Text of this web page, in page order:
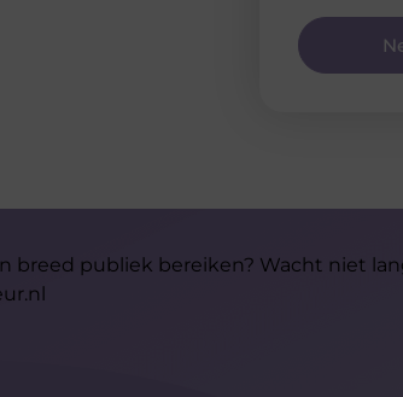
breed publiek bereiken? Wacht niet